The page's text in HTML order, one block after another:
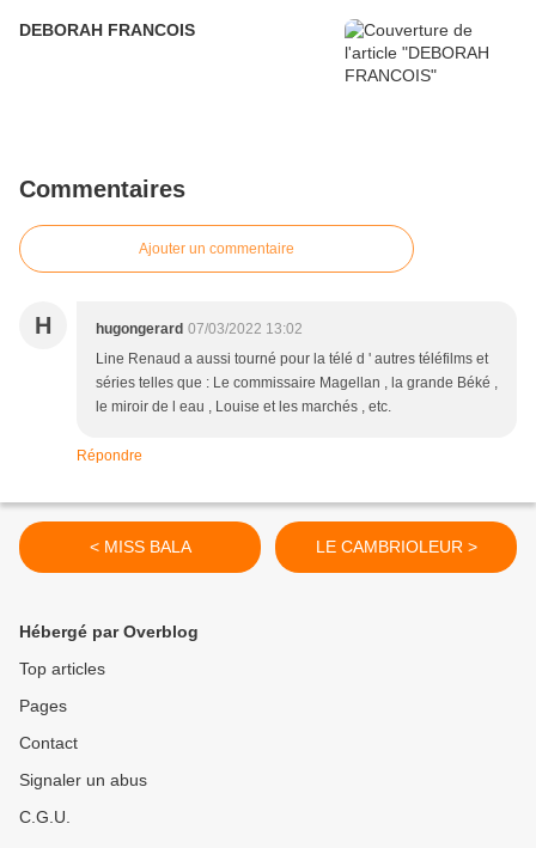
DEBORAH FRANCOIS
Commentaires
Ajouter un commentaire
H hugongerard 07/03/2022 13:02
Line Renaud a aussi tourné pour la télé d ' autres téléfilms et
séries telles que : Le commissaire Magellan , la grande Béké ,
le miroir de l eau , Louise et les marchés , etc.
Répondre
< MISS BALA LE CAMBRIOLEUR >
Hébergé par Overblog
Top articles
Pages
Contact
Signaler un abus
C.G.U.